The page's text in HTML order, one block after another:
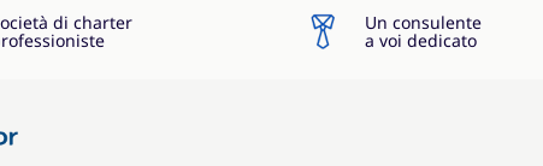
di charter Un consulente
a voi dedicato